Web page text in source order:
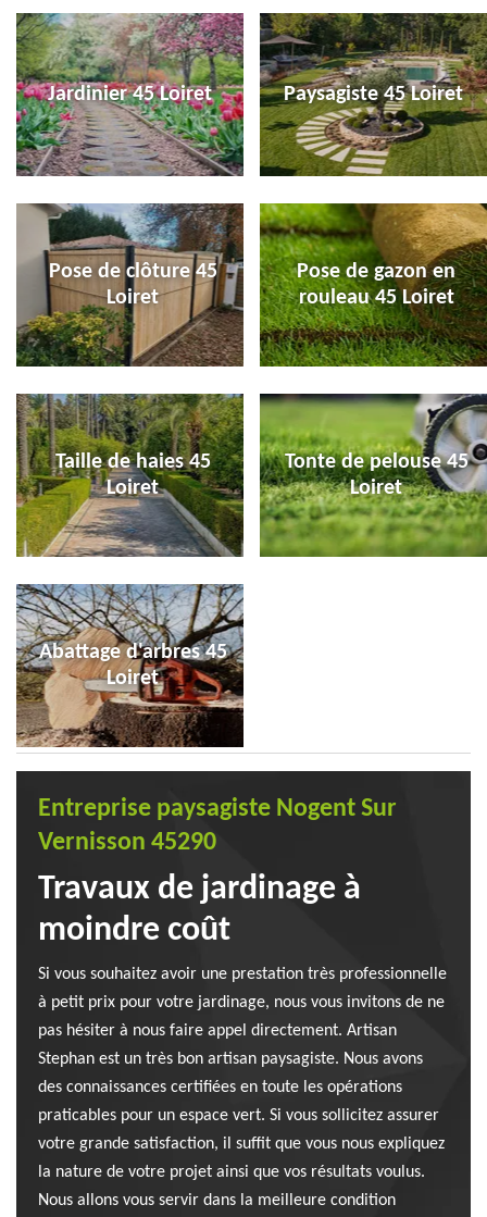
Jardinier 45 Loiret Paysagiste 45 Loiret
Pose de clôture 45
Loiret
Pose de gazon en
rouleau 45 Loiret
Taille de haies 45
Loiret
Tonte de pelouse 45
Loiret
Abattage d'arbres 45
Loiret
Entreprise paysagiste Nogent Sur
Vernisson 45290
Travaux de jardinage à
moindre coût
Si vous souhaitez avoir une prestation très professionnelle
à petit prix pour votre jardinage, nous vous invitons de ne
pas hésiter à nous faire appel directement. Artisan
Stephan est un très bon artisan paysagiste. Nous avons
des connaissances certifiées en toute les opérations
praticables pour un espace vert. Si vous sollicitez assurer
votre grande satisfaction, il suffit que vous nous expliquez
la nature de votre projet ainsi que vos résultats voulus.
Nous allons vous servir dans la meilleure condition